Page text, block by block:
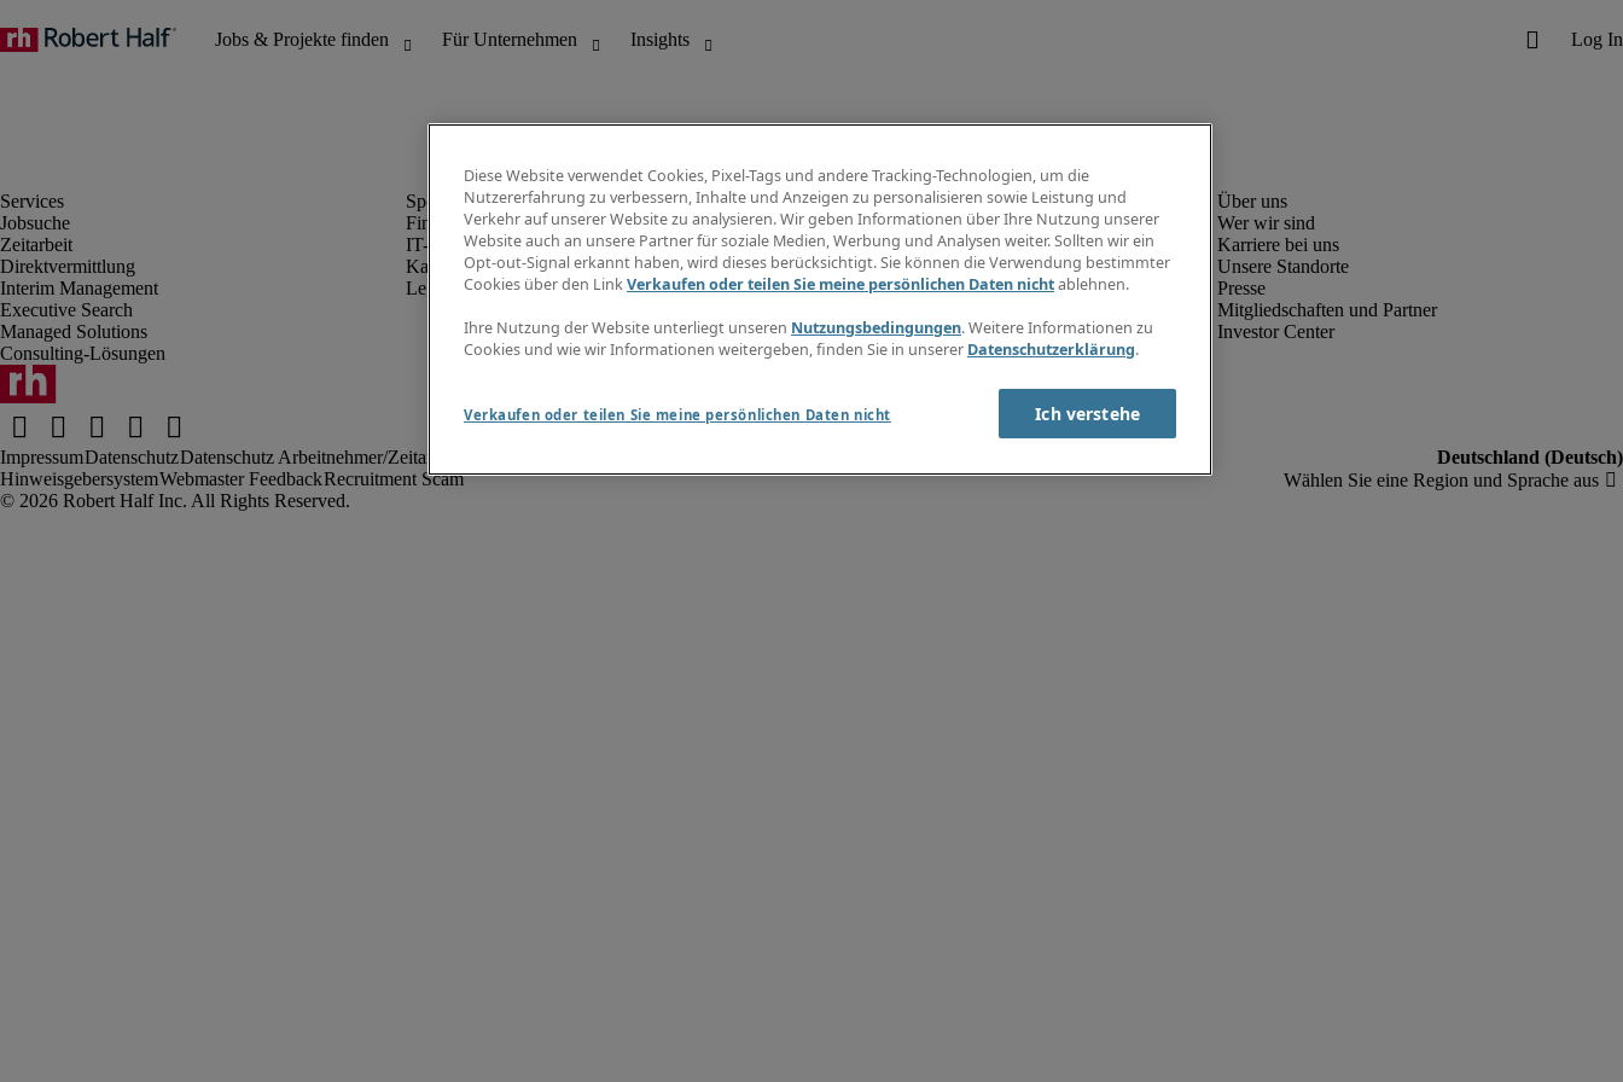
Jobsuche
Zeitarbeit
Direktvermittlung
Interim Management
Executive Search
Managed Solutions
Consulting-Lösungen
Finanz- & Rechnungswesen
IT-Bereich
Kaufmännischer Bereich
Legal
Info Center
Jobübersicht
Gehaltsübersicht
E-Learning
Wer wir sind
Karriere bei uns
Unsere Standorte
Presse
Mitgliedschaften und Partner
Investor Center
ImpressumDatenschutzDatenschutz Arbeitnehmer/Zeitarbeitskräfte
HinweisgebersystemWebmaster FeedbackRecruitment Scam
Diese Website verwendet Cookies, Pixel-Tags und andere Tracking-Technologien, um die
Nutzererfahrung zu verbessern, Inhalte und Anzeigen zu personalisieren sowie Leistung und
Verkehr auf unserer Website zu analysieren. Wir geben Informationen über Ihre Nutzung unserer
Website auch an unsere Partner für soziale Medien, Werbung und Analysen weiter. Sollten wir ein
Opt-out-Signal erkannt haben, wird dieses berücksichtigt. Sie können die Verwendung bestimmter
Cookies über den LinkVerkaufen oder teilen Sie meine persönlichen Daten nichtablehnen.
Ihre Nutzung der Website unterliegt unseren Nutzungsbedingungen. Weitere Informationen zu
Cookies und wie wir Informationen weitergeben, finden Sie in unserer Datenschutzerklärung.
Verkaufen oder teilen Sie meine persönlichen Daten nicht Ich verstehe